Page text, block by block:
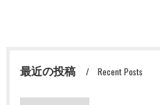
最近の投稿 Recent Posts